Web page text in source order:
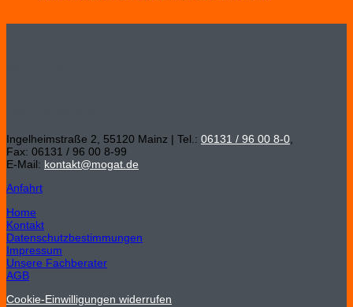
Ingelheimstraße 2, 55120 Mainz | Tel.: 06131 / 96 00 8-0
Fax: 06131 / 96 00 8-99
E-Mail: kontakt@mogat.de
Anfahrt
Home
Kontakt
Datenschutzbestimmungen
Impressum
Unsere Fachberater
AGB
Cookie-Einwilligungen widerrufen